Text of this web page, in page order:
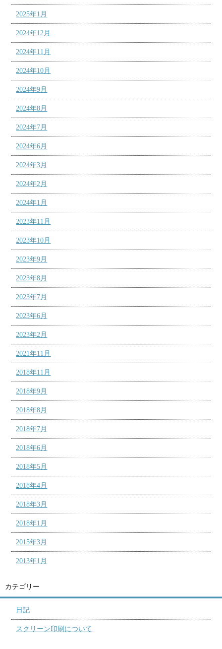
2025年1月
2024年12月
2024年11月
2024年10月
2024年9月
2024年8月
2024年7月
2024年6月
2024年3月
2024年2月
2024年1月
2023年11月
2023年10月
2023年9月
2023年8月
2023年7月
2023年6月
2023年2月
2021年11月
2018年11月
2018年9月
2018年8月
2018年7月
2018年6月
2018年5月
2018年4月
2018年3月
2018年1月
2015年3月
2013年1月
カテゴリー
日記
スクリーン印刷について